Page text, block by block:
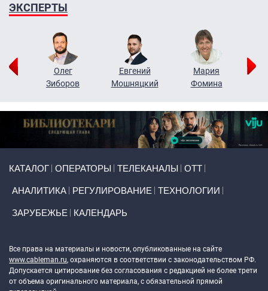
ЭКСПЕРТЫ
Олег
Зиборов
Евгений
Мошняцкий
Мария
Фомина
КАТАЛОГ ОПЕРАТОРЫ ТЕЛЕКАНАЛЫ ОТТ
АНАЛИТИКА РЕГУЛИРОВАНИЕ ТЕХНОЛОГИИ
ЗАРУБЕЖЬЕ КАЛЕНДАРЬ
Все права на материалы и новости, опубликованные на сайте
www.cableman.ru, охраняются в соответствии с законодательством РФ.
Допускается цитирование без согласования с редакцией не более трети
от объема оригинального материала, с обязательной прямой